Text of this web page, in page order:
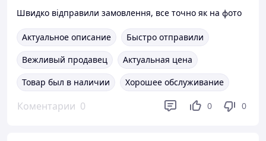
Швидко відправили замовлення, все точно як на фото
Актуальное описание
Быстро отправили
Вежливый продавец
Актуальная цена
Товар был в наличии
Хорошее обслуживание
Коментарии 0 0 0